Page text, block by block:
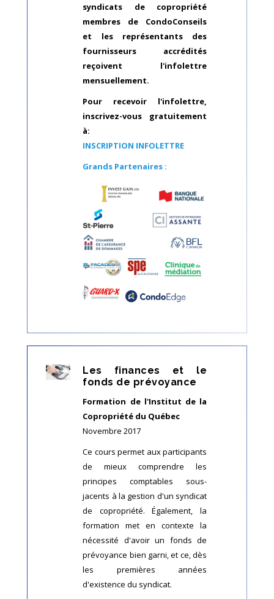
syndicats de copropriété
membres de CondoConseils
et les représentants des
fournisseurs accrédités
reçoivent l'infolettre
mensuellement.
Pour recevoir l'infolettre,
inscrivez-vous gratuitement
à:
INSCRIPTION INFOLETTRE
Grands Partenaires :
Les finances et le
fonds de prévoyance
Formation de l'Institut de la
Copropriété du Québec
Novembre 2017
Ce cours permet aux participants
de mieux comprendre les
principes comptables sous-
jacents à la gestion d'un syndicat
de copropriété. Également, la
formation met en contexte la
nécessité d'avoir un fonds de
prévoyance bien garni, et ce, dès
les premières années
d'existence du syndicat.